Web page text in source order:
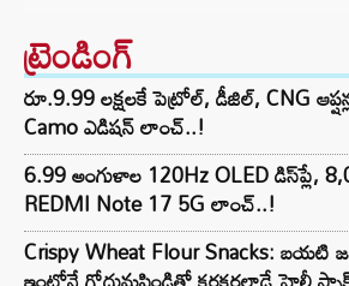
ట్రెండింగ్‌
రూ.9.99 లక్షలకే పెట్రోల్, డీజిల్, CNG
Camo ఎడిషన్ లాంచ్..!
6.99 అంగుళాల 120Hz OLED డిస్‌ప్లే,
REDMI Note 17 5G లాంచ్..!
Crispy Wheat Flour Snacks: బయటి